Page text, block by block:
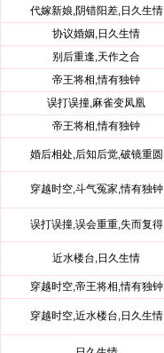
代嫁新娘,阴错阳差,日久生情
协议婚姻,日久生情
别后重逢,天作之合
帝王将相,情有独钟
误打误撞,麻雀变凤凰
帝王将相,情有独钟
婚后相处,后知后觉,破镜重圆
穿越时空,斗气冤家,情有独钟
误打误撞,误会重重,失而复得
近水楼台,日久生情
穿越时空,帝王将相,情有独钟
穿越时空,近水楼台,日久生情